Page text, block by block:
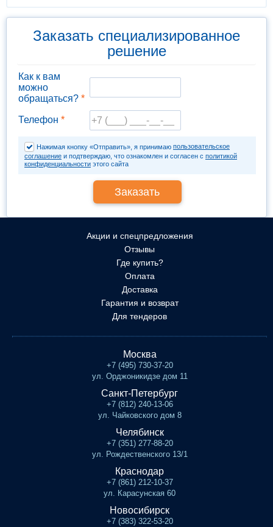
Заказать специализированное
решение
Как к вам
можно
обращаться? *
Телефон *
Нажимая кнопку «Отправить», я принимаю пользовательское
соглашение и подтверждаю, что ознакомлен и согласен с политикой
конфиденциальности этого сайта
Акции и спецпредложения
Отзывы
Где купить?
Оплата
Доставка
Гарантия и возврат
Для тендеров
Москва
+7 (495) 730-37-20
ул. Орджоникидзе дом 11
Санкт-Петербург
+7 (812) 240-13-06
ул. Чайковского дом 8
Челябинск
+7 (351) 277-88-20
ул. Рождественского 13/1
Краснодар
+7 (861) 212-10-37
ул. Карасунская 60
Новосибирск
+7 (383) 322-53-20